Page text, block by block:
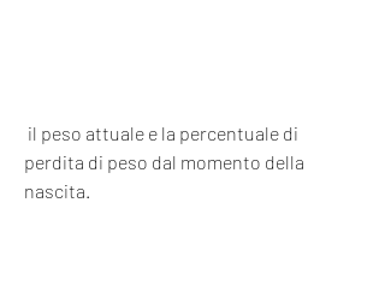
perdita di peso dal momento della
nascita.